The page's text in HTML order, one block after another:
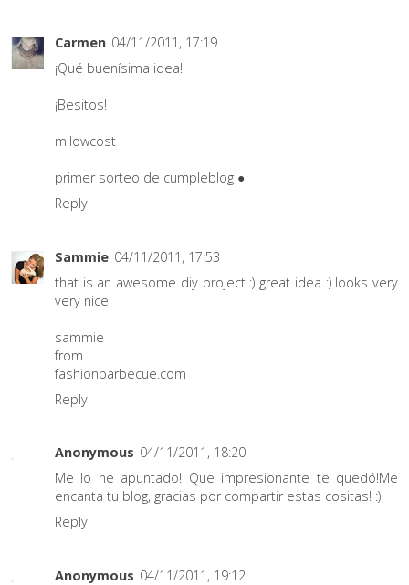
Carmen 04/11/2011, 17:19
¡Qué buenísima idea!
¡Besitos!
milowcost
primer sorteo de cumpleblog ●
Reply
Sammie 04/11/2011, 17:53
that is an awesome diy project :) great idea :) looks very
very nice
sammie
from
fashionbarbecue.com
Reply
Anonymous 04/11/2011, 18:20
Me lo he apuntado! Que impresionante te quedó!Me
encanta tu blog, gracias por compartir estas cositas! :)
Reply
Anonymous 04/11/2011, 19:12